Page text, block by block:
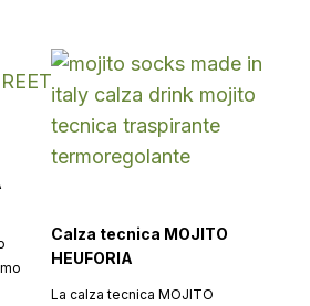
Calza tecnica MOJITO
HEUFORIA
La calza tecnica MOJITO